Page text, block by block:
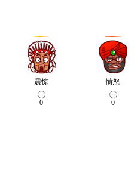
震惊
0
愤怒
0